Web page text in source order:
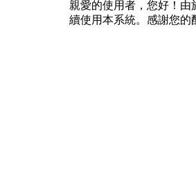
親愛的使用者，您好！
續使用本系統。感謝您的